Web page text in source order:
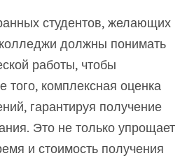
студентов, желающих
должны понимать
работы, чтобы
комплексная оценка
гарантируя получение
Это не только упрощает
и стоимость получения